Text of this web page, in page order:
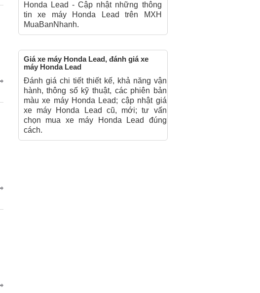
Honda Lead - Cập nhật những thông
tin xe máy Honda Lead trên MXH
MuaBanNhanh.
Giá xe máy Honda Lead, đánh giá xe
máy Honda Lead
Đánh giá chi tiết thiết kế, khả năng vận
hành, thông số kỹ thuật, các phiên bản
màu xe máy Honda Lead; cập nhật giá
xe máy Honda Lead cũ, mới; tư vấn
chọn mua xe máy Honda Lead đúng
cách.